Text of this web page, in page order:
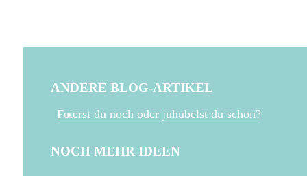
ANDERE BLOG-ARTIKEL
Feierst du noch oder juhubelst du schon?
NOCH MEHR IDEEN